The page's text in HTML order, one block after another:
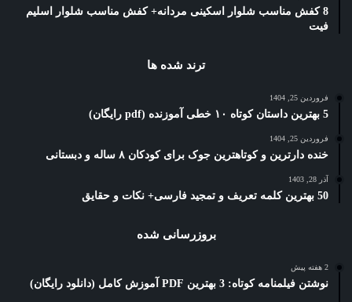
8 کفش مناسب شلوار اسکینی مردانه+ کفش مناسب شلوار اسلیم
فیت
ترند شده ها
فروردین 25, 1404
5 بهترین داستان کوتاه ۱۰ خطی آموزنده (pdf رایگان)
فروردین 25, 1404
خنده دارترین و کوتاهترین جوک برای کودکان ۸ ساله و دبستانی
آذر 28, 1403
50 بهترین کلمه تعریف و تمجید فارسی+ نکات و حقایق
بروزرسانی شده
2 هفته پیش
نوشتن فیلمنامه کوتاه: 3 بهترین PDF آموزش کامل (دانلود رایگان)